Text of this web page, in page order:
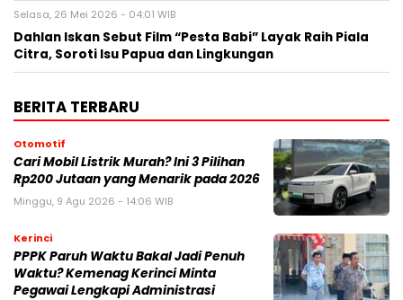
Selasa, 26 Mei 2026 - 04:01 WIB
Dahlan Iskan Sebut Film “Pesta Babi” Layak Raih Piala
Citra, Soroti Isu Papua dan Lingkungan
BERITA TERBARU
Otomotif
Cari Mobil Listrik Murah? Ini 3 Pilihan
Rp200 Jutaan yang Menarik pada 2026
Minggu, 9 Agu 2026 - 14:06 WIB
Kerinci
PPPK Paruh Waktu Bakal Jadi Penuh
Waktu? Kemenag Kerinci Minta
Pegawai Lengkapi Administrasi